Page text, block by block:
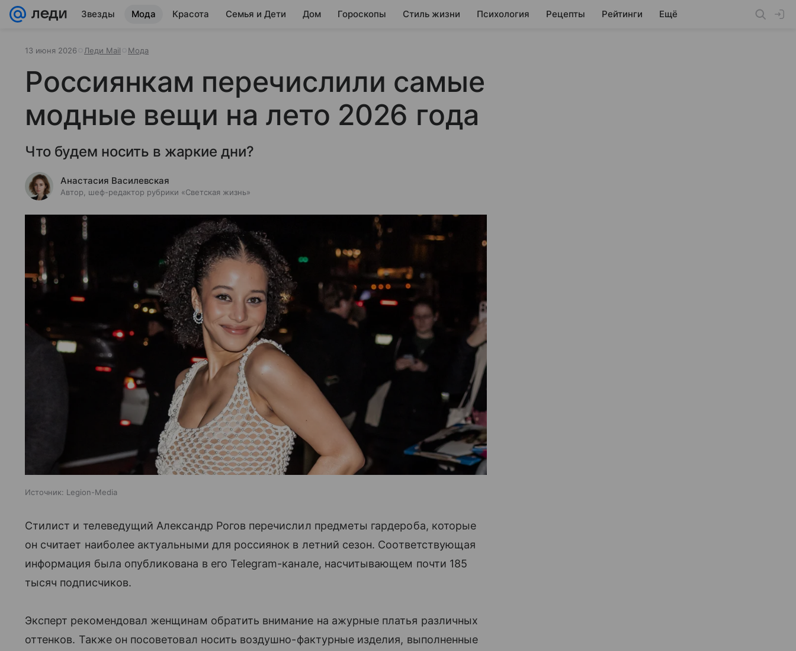
Звезды Мода Красота Семья и Дети Дом Гороскопы Стиль жизни Психология Рецепты Рейтинги Ещё
13 июня 2026 Леди Mail Мода
Россиянкам перечислили самые
модные вещи на лето 2026 года
Что будем носить в жаркие дни?
Анастасия Василевская
Автор, шеф-редактор рубрики «Светская жизнь»
Источник: Legion-Media
Стилист и телеведущий Александр Рогов перечислил предметы гардероба, которые
он считает наиболее актуальными для россиянок в летний сезон. Соответствующая
информация была опубликована в его Telegram-канале, насчитывающем почти 185
тысяч подписчиков.
Эксперт рекомендовал женщинам обратить внимание на ажурные платья различных
оттенков. Также он посоветовал носить воздушно-фактурные изделия, выполненные